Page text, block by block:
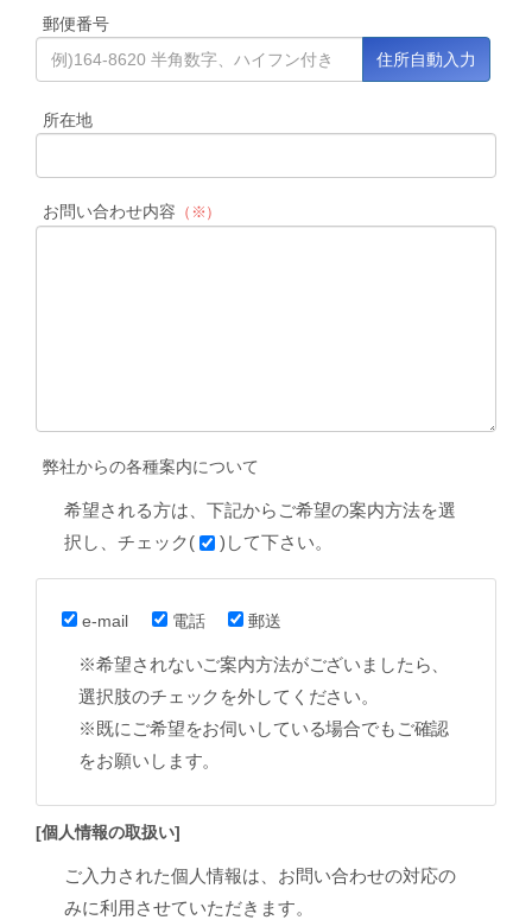
郵便番号
所在地
お問い合わせ内容 （※）
弊社からの各種案内について
希望される方は、下記からご希望の案内方法を選
択し、チェック(
)して下さい。
e-mail 電話 郵送
※希望されないご案内方法がございましたら、
選択肢のチェックを外してください。
※既にご希望をお伺いしている場合でもご確認
をお願いします。
[個人情報の取扱い]
ご入力された個人情報は、お問い合わせの対応の
みに利用させていただきます。